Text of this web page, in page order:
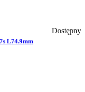
Dostępny
L74.9mm